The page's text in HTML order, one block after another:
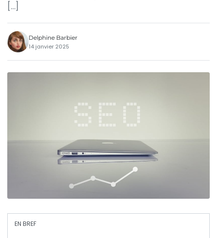
[…]
Delphine Barbier
14 janvier 2025
EN BREF